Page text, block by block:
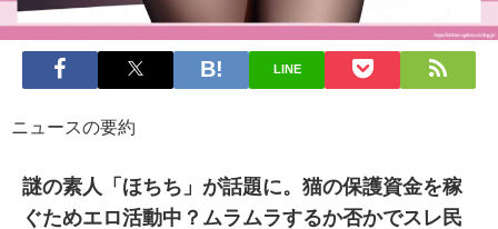
LINE
ニュースの要約
謎の素人「ほちち」が話題に。猫の保護資金を稼
ぐためエロ活動中？ムラムラするか否かでスレ民